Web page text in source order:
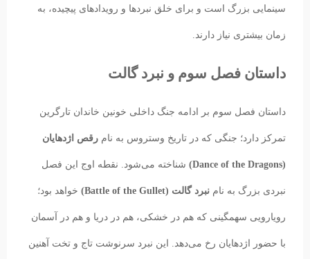
سینمایی بزرگ است و برای خلق نبردها و رویدادهای پیچیده، به
زمان بیشتری نیاز دارند.
داستان فصل سوم و نبرد گالت
داستان فصل سوم بر ادامه جنگ داخلی خونین خاندان تارگرین
تمرکز دارد؛ جنگی که در تاریخ وستروس به نام رقص اژدهایان
(Dance of the Dragons) شناخته می‌شود. نقطه اوج این فصل
نبردی بزرگ به نام نبرد گالت (Battle of the Gullet) خواهد بود؛
رویارویی سهمگینی که هم در خشکی، هم در دریا و هم در آسمان
با حضور اژدهایان رخ می‌دهد. این نبرد سرنوشت تاج و تخت آهنین